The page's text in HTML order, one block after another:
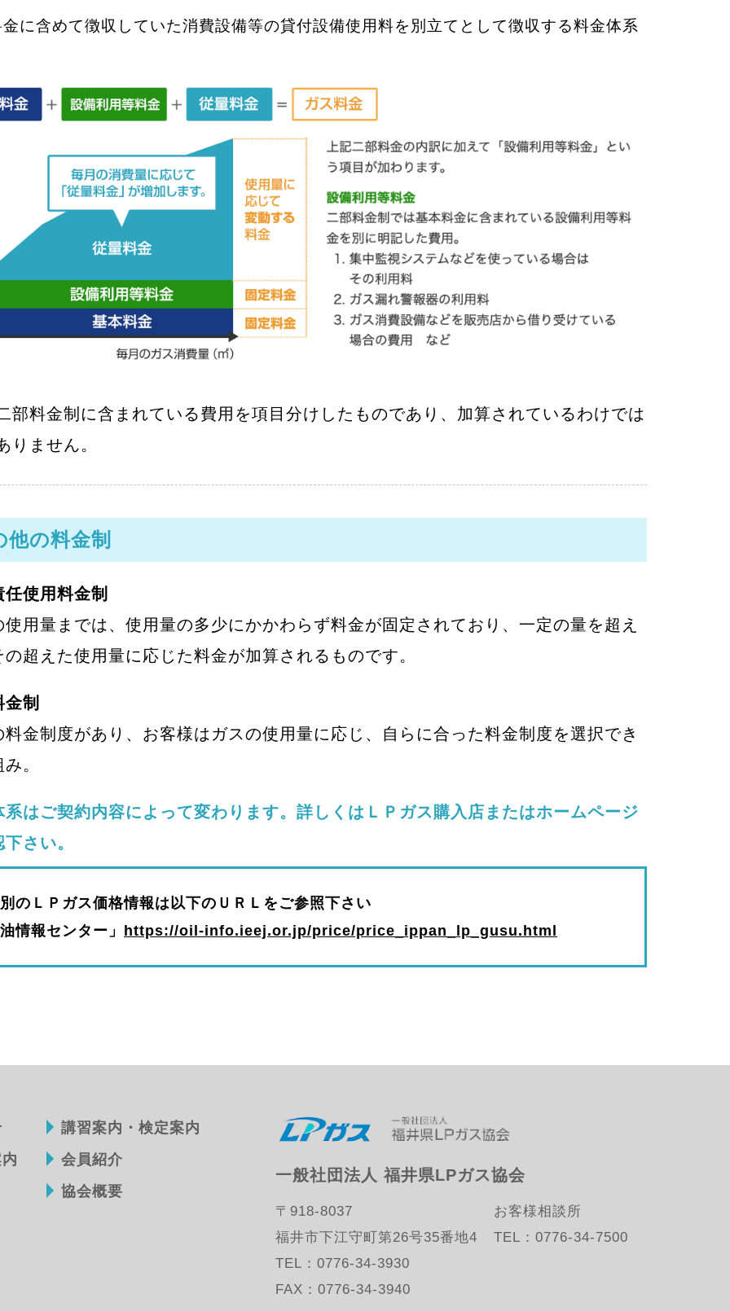
に含めて徴収していた消費設備等の貸付設備使用料を別立てとして徴収する料金体系
部料金制に含まれている費用を項目分けしたものであり、加算されているわけでは
りません。
他の料金制
任使用料金制
使用量までは、使用量の多少にかかわらず料金が固定されており、一定の量を超え
の超えた使用量に応じた料金が加算されるものです。
制
料金制度があり、お客様はガスの使用量に応じ、自らに合った料金制度を選択でき
。
系はご契約内容によって変わります。詳しくはＬＰガス購入店またはホームページ
さい。
のＬＰガス価格情報は以下のＵＲＬをご参照下さい
情報センター」 https://oil-info.ieej.or.jp/price/price_ippan_lp_gusu.html
講習案内・検定案内
会員紹介
協会概要
一般社団法人 福井県LPガス協会
〒918-8037
福井市下江守町第26号35番地4
TEL： 0776-34-3930
FAX：0776-34-3940
お客様相談所
TEL： 0776-34-7500